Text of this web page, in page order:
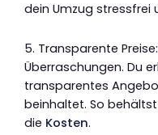
dein Umzug
5. Transparente
Überraschungen. Du
transparentes
beinhaltet. So
die Kosten.